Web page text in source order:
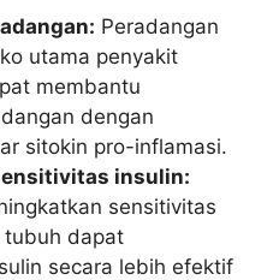
Peradangan
utama penyakit
membantu
dengan
sitokin pro-inflamasi.
insulin:
sensitivitas
tubuh dapat
secara lebih efektif